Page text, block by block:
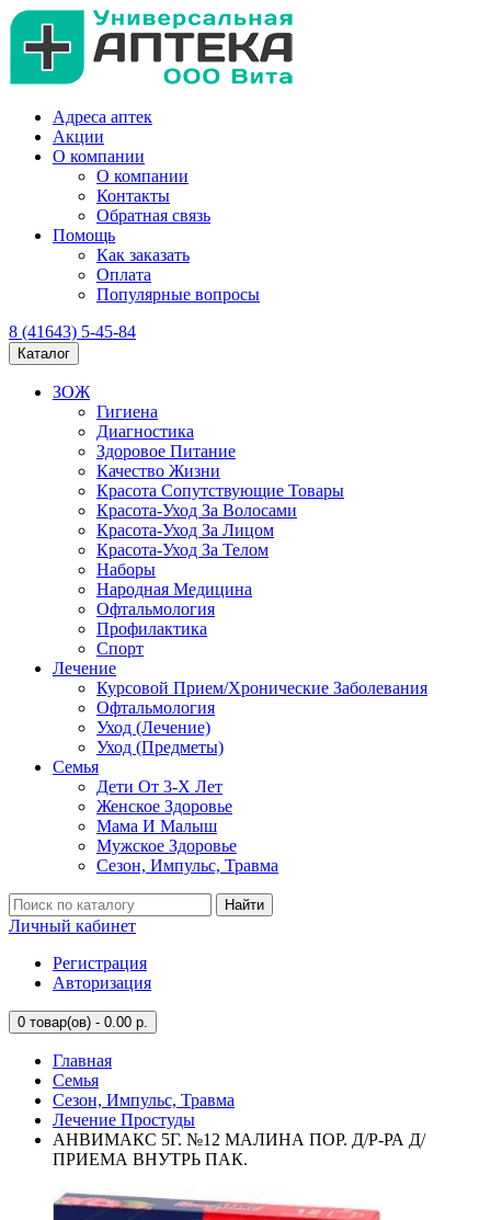
Адреса аптек
Акции
О компании
О компании
Контакты
Обратная связь
Помощь
Как заказать
Оплата
Популярные вопросы
8 (41643) 5-45-84
Каталог
ЗОЖ
Гигиена
Диагностика
Здоровое Питание
Качество Жизни
Красота Сопутствующие Товары
Красота-Уход За Волосами
Красота-Уход За Лицом
Красота-Уход За Телом
Наборы
Народная Медицина
Офтальмология
Профилактика
Спорт
Лечение
Курсовой Прием/Хронические Заболевания
Офтальмология
Уход (Лечение)
Уход (Предметы)
Семья
Дети От 3-Х Лет
Женское Здоровье
Мама И Малыш
Мужское Здоровье
Сезон, Импульс, Травма
Найти
Личный кабинет
Регистрация
Авторизация
0 товар(ов) - 0.00 р.
Главная
Семья
Сезон, Импульс, Травма
Лечение Простуды
АНВИМАКС 5Г. №12 МАЛИНА ПОР. Д/Р-РА Д/
ПРИЕМА ВНУТРЬ ПАК.